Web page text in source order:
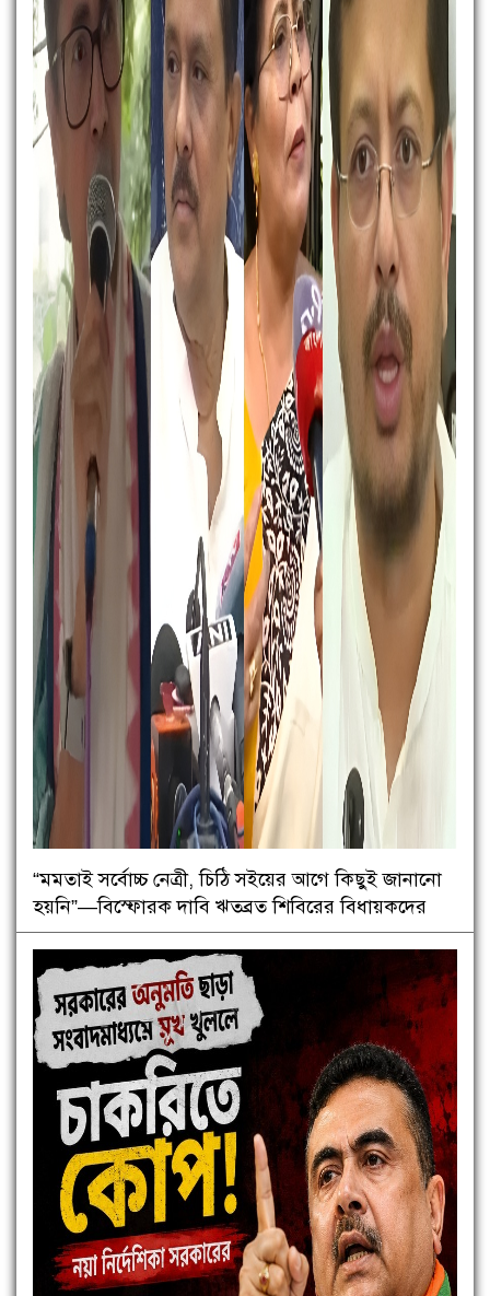
“মমতাই সর্বোচ্চ নেত্রী, চিঠি সইয়ের আগে কিছুই জানানো
হয়নি”—বিস্ফোরক দাবি ঋতব্রত শিবিরের বিধায়কদের